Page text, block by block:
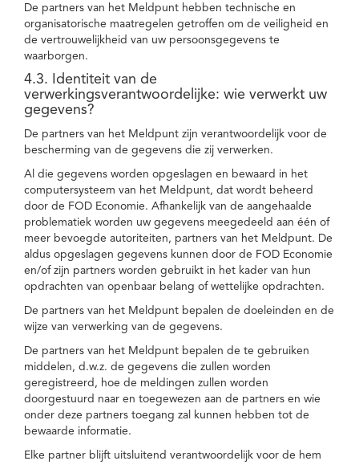
De partners van het Meldpunt hebben technische en
organisatorische maatregelen getroffen om de veiligheid en
de vertrouwelijkheid van uw persoonsgegevens te
waarborgen.
4.3. Identiteit van de
verwerkingsverantwoordelijke: wie verwerkt uw
gegevens?
De partners van het Meldpunt zijn verantwoordelijk voor de
bescherming van de gegevens die zij verwerken.
Al die gegevens worden opgeslagen en bewaard in het
computersysteem van het Meldpunt, dat wordt beheerd
door de FOD Economie. Afhankelijk van de aangehaalde
problematiek worden uw gegevens meegedeeld aan één of
meer bevoegde autoriteiten, partners van het Meldpunt. De
aldus opgeslagen gegevens kunnen door de FOD Economie
en/of zijn partners worden gebruikt in het kader van hun
opdrachten van openbaar belang of wettelijke opdrachten.
De partners van het Meldpunt bepalen de doeleinden en de
wijze van verwerking van de gegevens.
De partners van het Meldpunt bepalen de te gebruiken
middelen, d.w.z. de gegevens die zullen worden
geregistreerd, hoe de meldingen zullen worden
doorgestuurd naar en toegewezen aan de partners en wie
onder deze partners toegang zal kunnen hebben tot de
bewaarde informatie.
Elke partner blijft uitsluitend verantwoordelijk voor de hem